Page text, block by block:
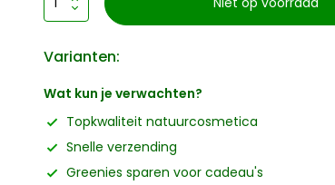
Varianten:
Wat kun je verwachten?
Topkwaliteit natuurcosmetica
Snelle verzending
Greenies sparen voor cadeau's